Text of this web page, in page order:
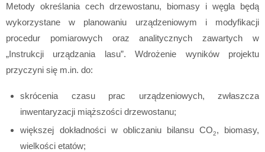
Metody określania cech drzewostanu, biomasy i węgla będą
wykorzystane w planowaniu urządzeniowym i modyfikacji
procedur pomiarowych oraz analitycznych zawartych w
„Instrukcji urządzania lasu”. Wdrożenie wyników projektu
przyczyni się m.in. do:
skrócenia czasu prac urządzeniowych, zwłaszcza
inwentaryzacji miąższości drzewostanu;
większej dokładności w obliczaniu bilansu CO2, biomasy,
wielkości etatów;